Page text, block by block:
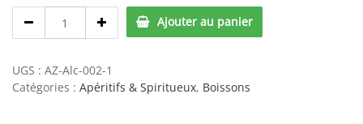
Blanc
700ml
-
Papagayo
Ajouter au panier
UGS : AZ-Alc-002-1
Catégories : Apéritifs & Spiritueux, Boissons